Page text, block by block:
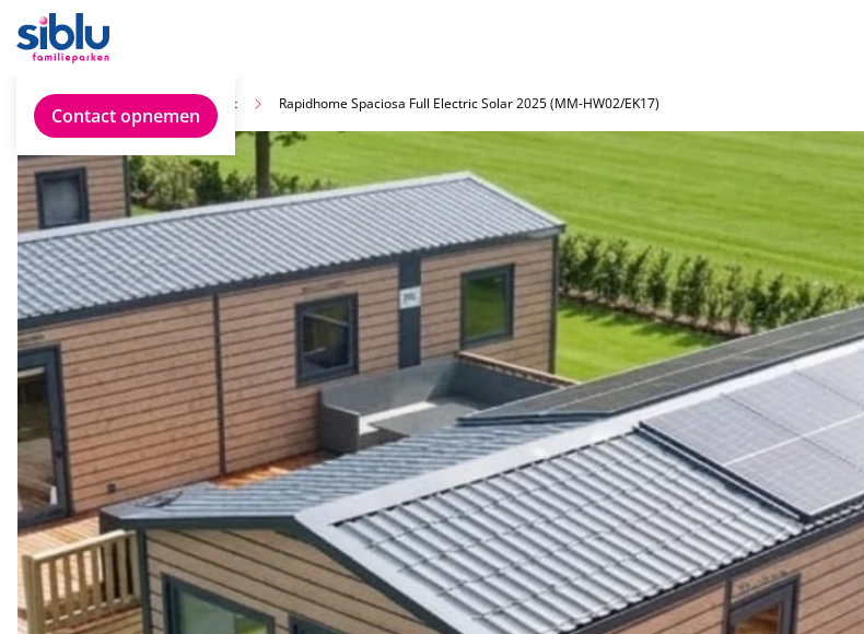
Contact opnemen
Vind jouw ideale chalet Rapidhome Spaciosa Full Electric Solar 2025 (MM-HW02/EK17)